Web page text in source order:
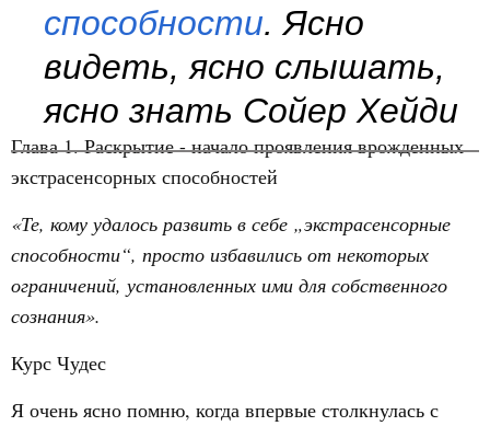
способности. Ясно
видеть, ясно слышать,
ясно знать Сойер Хейди
Глава 1. Раскрытие - начало проявления врожденных
экстрасенсорных способностей
«Те, кому удалось развить в себе „экстрасенсорные
способности“, просто избавились от некоторых
ограничений, установленных ими для собственного
сознания».
Курс Чудес
Я очень ясно помню, когда впервые столкнулась с